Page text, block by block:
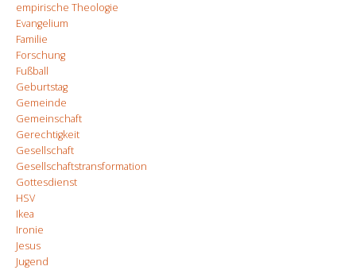
empirische Theologie
Evangelium
Familie
Forschung
Fußball
Geburtstag
Gemeinde
Gemeinschaft
Gerechtigkeit
Gesellschaft
Gesellschaftstransformation
Gottesdienst
HSV
Ikea
Ironie
Jesus
Jugend